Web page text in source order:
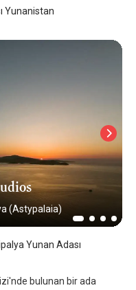
Yunanistan
(Astypalaia)
Yunan Adası
bulunan bir ada